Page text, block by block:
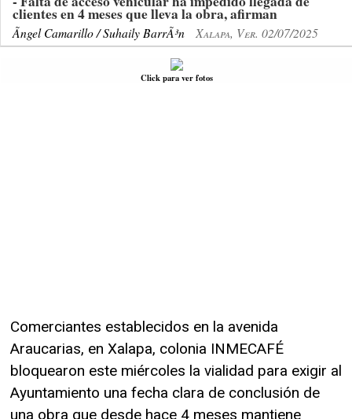
clientes en 4 meses que lleva la obra, afirman
Ãngel Camarillo / Suhaily BarrÃ³n Xalapa, Ver. 02/07/2025
Click para ver fotos
Comerciantes establecidos en la avenida
Araucarias, en Xalapa, colonia INMECAFÉ
bloquearon este miércoles la vialidad para exigir al
Ayuntamiento una fecha clara de conclusión de
una obra que desde hace 4 meses mantiene